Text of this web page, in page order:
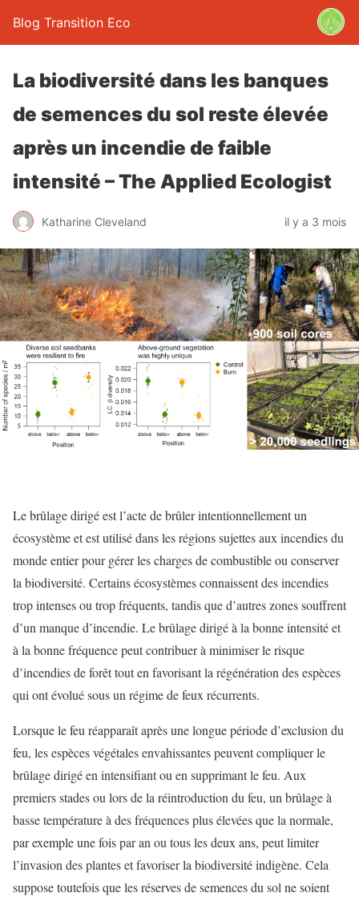
Blog Transition Eco
La biodiversité dans les banques
de semences du sol reste élevée
après un incendie de faible
intensité – The Applied Ecologist
Katharine Cleveland il y a 3 mois
Le brûlage dirigé est l’acte de brûler intentionnellement un
écosystème et est utilisé dans les régions sujettes aux incendies du
monde entier pour gérer les charges de combustible ou conserver
la biodiversité. Certains écosystèmes connaissent des incendies
trop intenses ou trop fréquents, tandis que d’autres zones souffrent
d’un manque d’incendie. Le brûlage dirigé à la bonne intensité et
à la bonne fréquence peut contribuer à minimiser le risque
d’incendies de forêt tout en favorisant la régénération des espèces
qui ont évolué sous un régime de feux récurrents.
Lorsque le feu réapparaît après une longue période d’exclusion du
feu, les espèces végétales envahissantes peuvent compliquer le
brûlage dirigé en intensifiant ou en supprimant le feu. Aux
premiers stades ou lors de la réintroduction du feu, un brûlage à
basse température à des fréquences plus élevées que la normale,
par exemple une fois par an ou tous les deux ans, peut limiter
l’invasion des plantes et favoriser la biodiversité indigène. Cela
suppose toutefois que les réserves de semences du sol ne soient